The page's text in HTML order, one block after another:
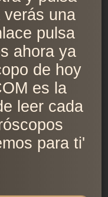
una
pulsa
ahora ya
de hoy
es la
leer cada
para ti'